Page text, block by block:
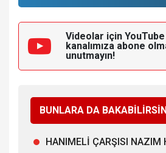
Videolar için YouTube
kanalımıza abone
unutmayın!
BUNLARA DA
HANIMELİ ÇARŞISI NAZIM